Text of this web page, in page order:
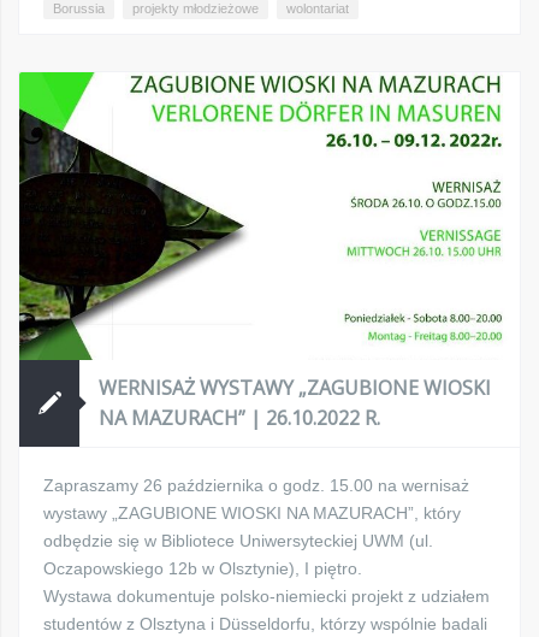
Borussia projekty młodzieżowe wolontariat
WERNISAŻ WYSTAWY „ZAGUBIONE WIOSKI
NA MAZURACH” | 26.10.2022 R.
Zapraszamy 26 października o godz. 15.00 na wernisaż
wystawy „ZAGUBIONE WIOSKI NA MAZURACH”, który
odbędzie się w Bibliotece Uniwersyteckiej UWM (ul.
Oczapowskiego 12b w Olsztynie), I piętro.
Wystawa dokumentuje polsko-niemiecki projekt z udziałem
studentów z Olsztyna i Düsseldorfu, którzy wspólnie badali